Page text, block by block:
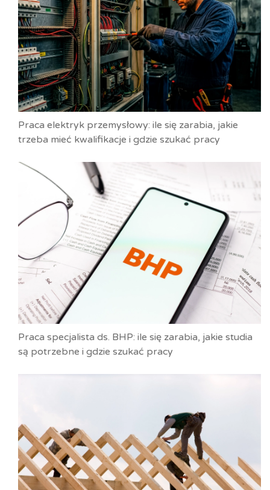
Praca elektryk przemysłowy: ile się zarabia, jakie
trzeba mieć kwalifikacje i gdzie szukać pracy
Praca specjalista ds. BHP: ile się zarabia, jakie studia
są potrzebne i gdzie szukać pracy